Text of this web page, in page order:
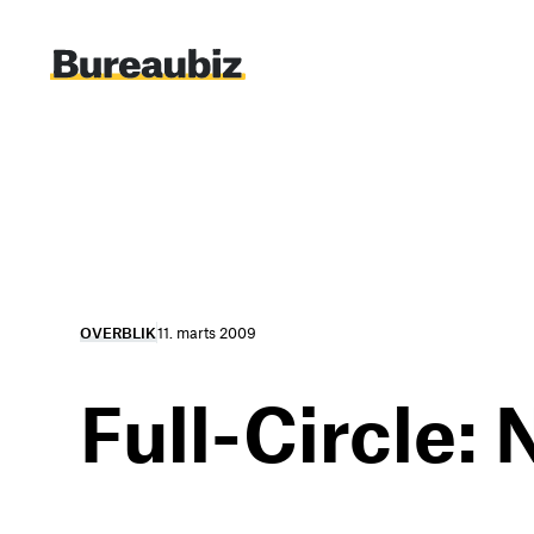
indhold
OVERBLIK11. marts 2009
Full-Circle: